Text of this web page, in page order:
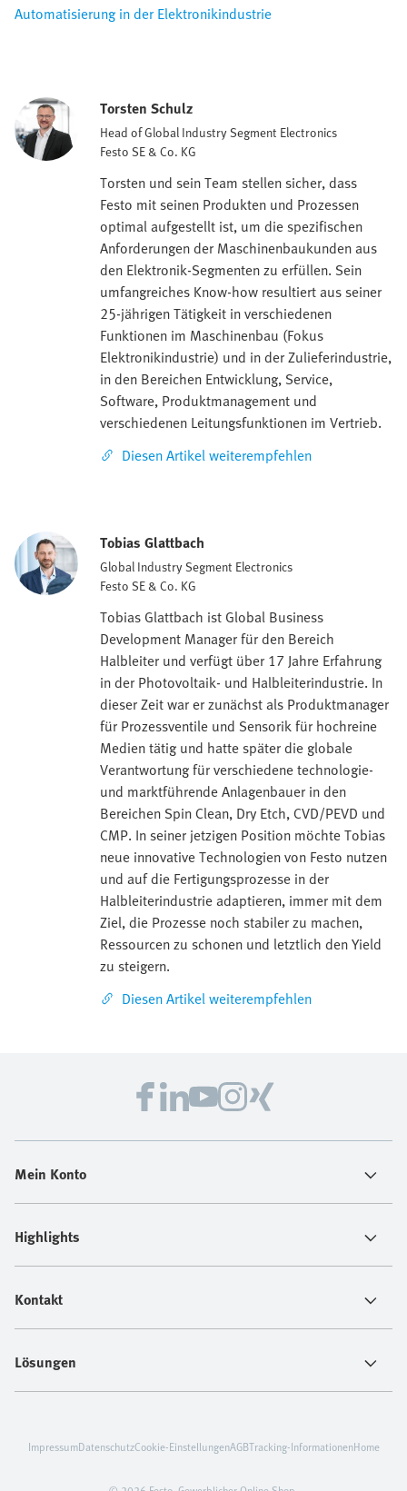
Automatisierung in der Elektronikindustrie
Torsten Schulz
Head of Global Industry Segment Electronics
Festo SE & Co. KG
Torsten und sein Team stellen sicher, dass
Festo mit seinen Produkten und Prozessen
optimal aufgestellt ist, um die spezifischen
Anforderungen der Maschinenbaukunden aus
den Elektronik-Segmenten zu erfüllen. Sein
umfangreiches Know-how resultiert aus seiner
25-jährigen Tätigkeit in verschiedenen
Funktionen im Maschinenbau (Fokus
Elektronikindustrie) und in der Zulieferindustrie,
in den Bereichen Entwicklung, Service,
Software, Produktmanagement und
verschiedenen Leitungsfunktionen im Vertrieb.
Diesen Artikel weiterempfehlen
Tobias Glattbach
Global Industry Segment Electronics
Festo SE & Co. KG
Tobias Glattbach ist Global Business
Development Manager für den Bereich
Halbleiter und verfügt über 17 Jahre Erfahrung
in der Photovoltaik- und Halbleiterindustrie. In
dieser Zeit war er zunächst als Produktmanager
für Prozessventile und Sensorik für hochreine
Medien tätig und hatte später die globale
Verantwortung für verschiedene technologie-
und marktführende Anlagenbauer in den
Bereichen Spin Clean, Dry Etch, CVD/PEVD und
CMP. In seiner jetzigen Position möchte Tobias
neue innovative Technologien von Festo nutzen
und auf die Fertigungsprozesse in der
Halbleiterindustrie adaptieren, immer mit dem
Ziel, die Prozesse noch stabiler zu machen,
Ressourcen zu schonen und letztlich den Yield
zu steigern.
Diesen Artikel weiterempfehlen
Mein Konto
Highlights
Kontakt
Lösungen
ImpressumDatenschutzCookie-EinstellungenAGBTracking-InformationenHome